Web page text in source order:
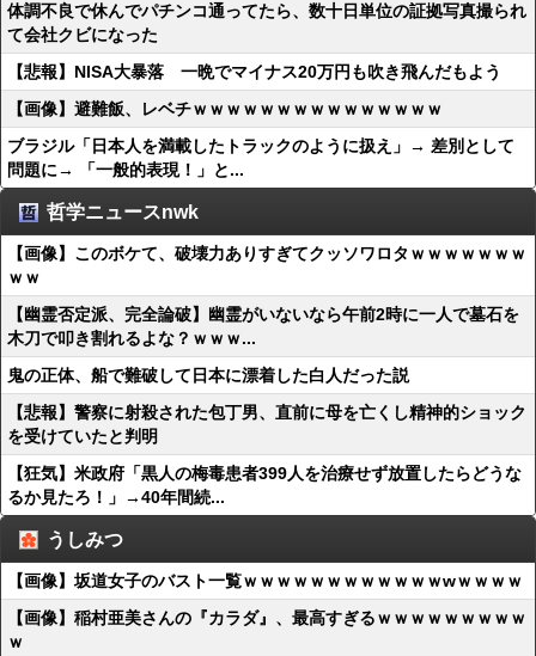
体調不良で休んでパチンコ通ってたら、数十日単位の証拠写真撮られ
て会社クビになった
【悲報】NISA大暴落 一晩でマイナス20万円も吹き飛んだもよう
【画像】避難飯、レベチｗｗｗｗｗｗｗｗｗｗｗｗｗｗｗ
ブラジル「日本人を満載したトラックのように扱え」→ 差別として
問題に→ 「一般的表現！」と...
哲学ニュースnwk
【画像】このボケて、破壊力ありすぎてクッソワロタｗｗｗｗｗｗｗ
ｗｗ
【幽霊否定派、完全論破】幽霊がいないなら午前2時に一人で墓石を
木刀で叩き割れるよな？ｗｗｗ...
鬼の正体、船で難破して日本に漂着した白人だった説
【悲報】警察に射殺された包丁男、直前に母を亡くし精神的ショック
を受けていたと判明
【狂気】米政府「黒人の梅毒患者399人を治療せず放置したらどうな
るか見たろ！」→40年間続...
うしみつ
【画像】坂道女子のバスト一覧ｗｗｗｗｗｗｗｗｗｗｗｗwｗｗｗｗ
【画像】稲村亜美さんの『カラダ』、最高すぎるｗｗｗｗｗｗｗｗｗ
ｗ